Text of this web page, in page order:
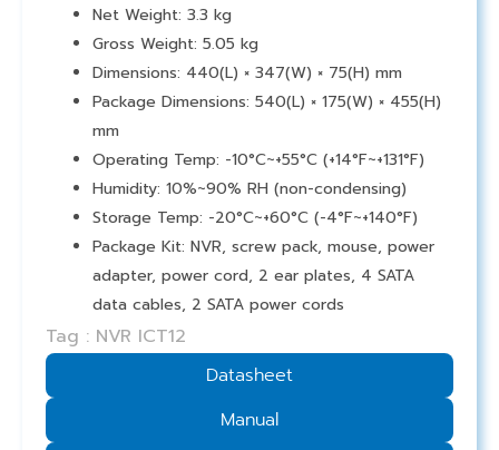
Net Weight: 3.3 kg
Gross Weight: 5.05 kg
Dimensions: 440(L) × 347(W) × 75(H) mm
Package Dimensions: 540(L) × 175(W) × 455(H)
mm
Operating Temp: -10°C~+55°C (+14°F~+131°F)
Humidity: 10%~90% RH (non-condensing)
Storage Temp: -20°C~+60°C (-4°F~+140°F)
Package Kit: NVR, screw pack, mouse, power
adapter, power cord, 2 ear plates, 4 SATA
data cables, 2 SATA power cords
Tag : NVR ICT12
Datasheet
Manual